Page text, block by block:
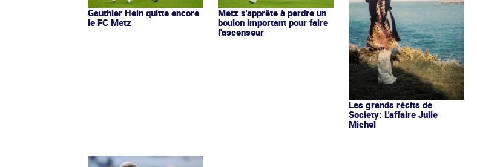
Gauthier Hein quitte encore
le FC Metz
Metz s'apprête à perdre un
boulon important pour faire
l'ascenseur
Les grands récits de
Society: L'affaire Julie
Michel